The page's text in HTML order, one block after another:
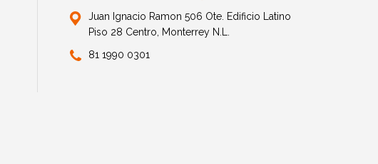
Juan Ignacio Ramon 506 Ote. Edificio Latino
Piso 28 Centro, Monterrey N.L.
81 1990 0301